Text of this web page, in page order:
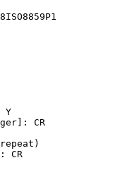
Y
CR
CR